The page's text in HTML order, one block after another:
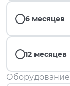
6 месяцев
12 месяцев
Оборудование